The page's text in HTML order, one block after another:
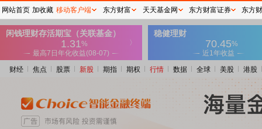
财经 焦点 股票 新股 期指 期权 行情 数据 全球 美股 港股
网站首页 加收藏 移动客户端 东方财富 天天基金网 东方财富证券 东方